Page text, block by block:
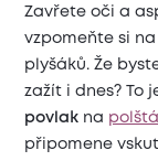
Zavřete oči a
vzpomeňte si na
plyšáků. Že
zažít i dnes? To
povlak na
připomene